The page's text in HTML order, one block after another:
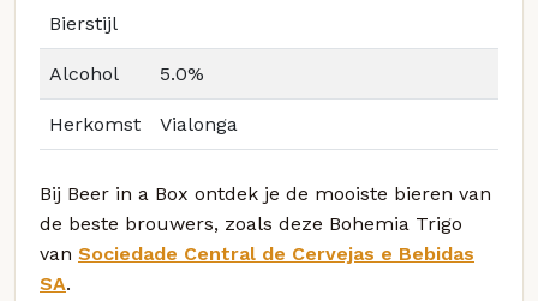
Bierstijl
Alcohol 5.0%
Herkomst Vialonga
Bij Beer in a Box ontdek je de mooiste bieren van
de beste brouwers, zoals deze Bohemia Trigo
van Sociedade Central de Cervejas e Bebidas
SA.